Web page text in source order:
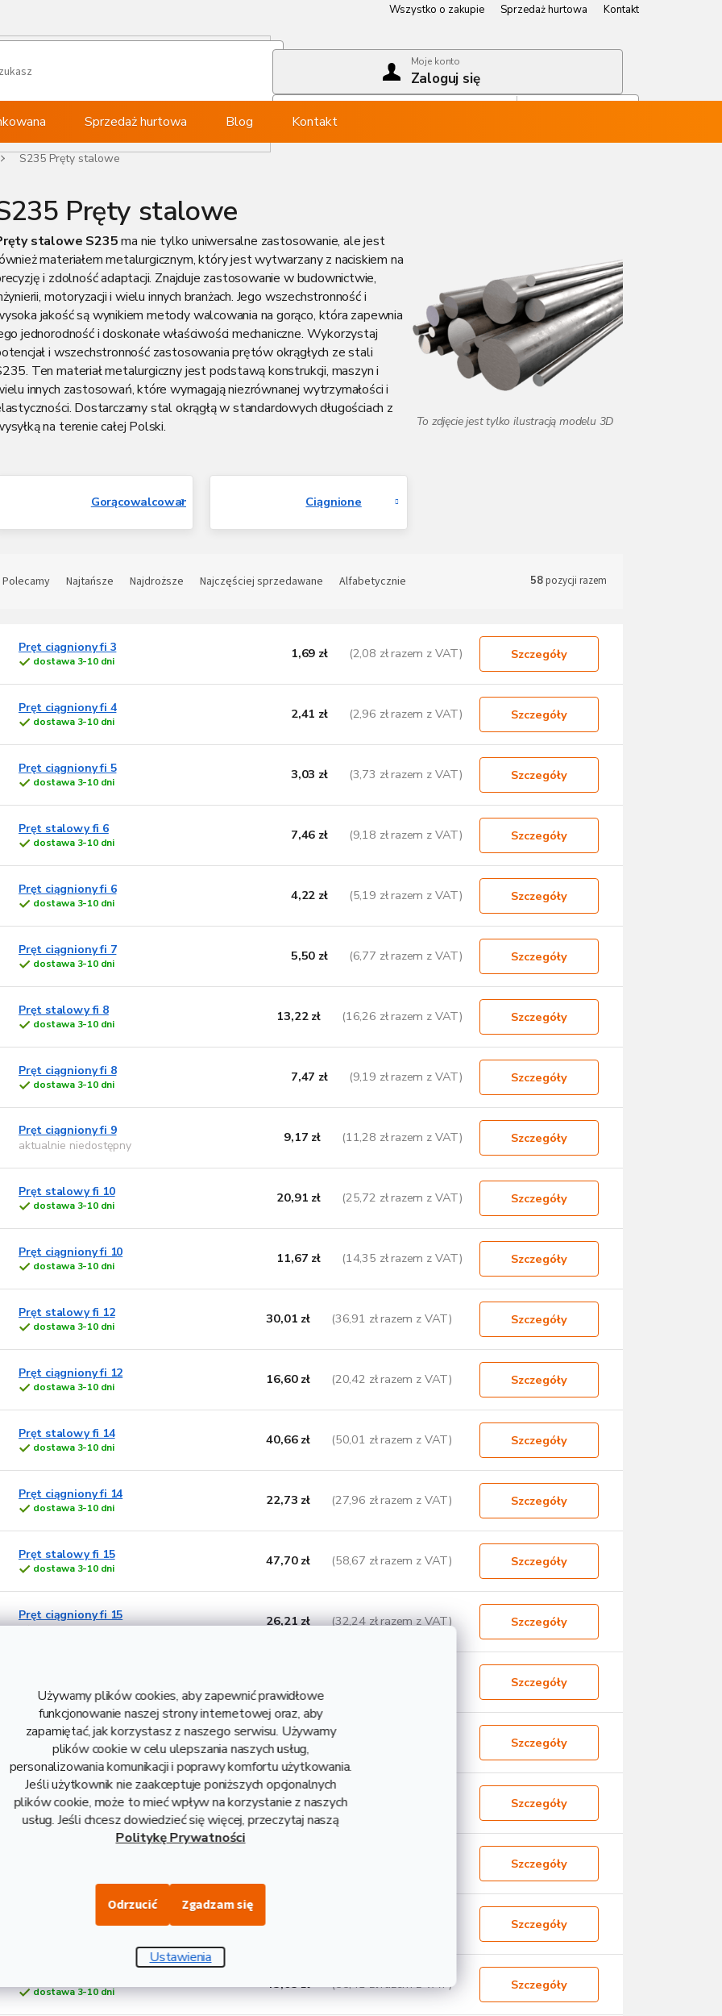
Używamy plików cookies, aby zapewnić prawidłowe
funkcjonowanie naszej strony internetowej oraz, aby
zapamiętać, jak korzystasz z naszego serwisu. Używamy
plików cookie w celu ulepszania naszych usług,
personalizowania komunikacji i poprawy komfortu użytkowania.
Jeśli użytkownik nie zaakceptuje poniższych opcjonalnych
plików cookie, może to mieć wpływ na korzystanie z naszych
usług. Jeśli chcesz dowiedzieć się więcej, przeczytaj naszą
Politykę Prywatności
Ustawienia
Odrzucić Zgadzam się
Wszystko o zakupie Sprzedaż hurtowa
Kontakt
Moje konto
Zaloguj się
Sprzedaż hurtowa Blog Kontakt
S235 Pręty stalowe
Pręty stalowe
stalowe S235ma nie tylko uniwersalne zastosowanie, ale jest
materiałem metalurgicznym, który jest wytwarzany z naciskiem na
i zdolność adaptacji. Znajduje zastosowanie w budownictwie,
motoryzacji i wielu innych branżach. Jego wszechstronność i
jakość są wynikiem metody walcowania na gorąco, która zapewnia
jednorodność i doskonałe właściwości mechaniczne. Wykorzystaj
i wszechstronność zastosowania prętów okrągłych ze stali
Ten materiał metalurgiczny jest podstawą konstrukcji, maszyn i
innych zastosowań, które wymagają niezrównanej wytrzymałości i
Dostarczamy stal okrągłą w standardowych długościach z
na terenie całej Polski.
Gorącowalcowane Ciągnione
Polecamy Najtańsze Najdroższe Najczęściej sprzedawane Alfabetycznie 58pozycji razem
Pręt ciągniony fi 3
dostawa 3-10 dni 1,69 zł (2,08 zł razem z VAT) Szczegóły
Pręt ciągniony fi 4
dostawa 3-10 dni 2,41 zł (2,96 zł razem z VAT) Szczegóły
Pręt ciągniony fi 5
dostawa 3-10 dni 3,03 zł (3,73 zł razem z VAT) Szczegóły
Pręt stalowy fi 6
dostawa 3-10 dni 7,46 zł (9,18 zł razem z VAT) Szczegóły
Pręt ciągniony fi 6
dostawa 3-10 dni 4,22 zł (5,19 zł razem z VAT) Szczegóły
Pręt ciągniony fi 7
dostawa 3-10 dni 5,50 zł (6,77 zł razem z VAT) Szczegóły
Pręt stalowy fi 8
dostawa 3-10 dni 13,22 zł (16,26 zł razem z VAT) Szczegóły
Pręt ciągniony fi 8
dostawa 3-10 dni 7,47 zł (9,19 zł razem z VAT) Szczegóły
Pręt ciągniony fi 9
aktualnie niedostępny
9,17 zł (11,28 zł razem z VAT) Szczegóły
Pręt stalowy fi 10
dostawa 3-10 dni 20,91 zł (25,72 zł razem z VAT) Szczegóły
Pręt ciągniony fi 10
dostawa 3-10 dni 11,67 zł (14,35 zł razem z VAT) Szczegóły
Pręt stalowy fi 12
dostawa 3-10 dni 30,01 zł (36,91 zł razem z VAT) Szczegóły
Pręt ciągniony fi 12
dostawa 3-10 dni 16,60 zł (20,42 zł razem z VAT) Szczegóły
Pręt stalowy fi 14
dostawa 3-10 dni 40,66 zł (50,01 zł razem z VAT) Szczegóły
Pręt ciągniony fi 14
dostawa 3-10 dni 22,73 zł (27,96 zł razem z VAT) Szczegóły
Pręt stalowy fi 15
dostawa 3-10 dni 47,70 zł (58,67 zł razem z VAT) Szczegóły
Pręt ciągniony fi 15
dostawa 3-10 dni 26,21 zł (32,24 zł razem z VAT) Szczegóły
dostawa 3-10 dni Szczegóły
Pręt ciągniony fi 16
dostawa 3-10 dni 29,91 zł (36,79 zł razem z VAT) Szczegóły
Pręt stalowy fi 18
dostawa 3-10 dni 67,20 zł (82,66 zł razem z VAT) Szczegóły
Szczegóły
83,14 zł Szczegóły
dostawa 3-10 dni 45,05 zł (55,41 zł razem z VAT) Szczegóły